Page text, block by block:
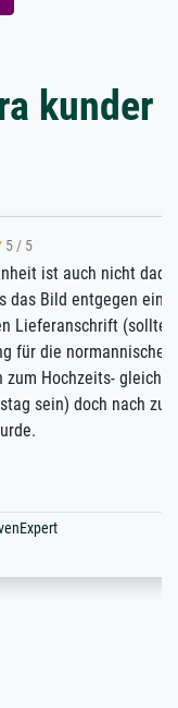
kunder
einer
eine
zu Hause